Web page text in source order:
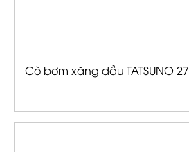
Cò bơm xăng dầu TATSUNO 27